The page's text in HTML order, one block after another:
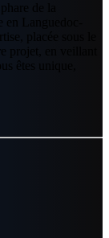
de la
Languedoc-
placée sous le
projet, en veillant
êtes unique,